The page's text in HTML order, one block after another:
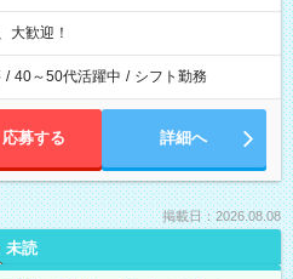
大歓迎！
/ 40～50代活躍中 / シフト勤務
応募する 詳細へ
掲載日：2026.08.08
未読